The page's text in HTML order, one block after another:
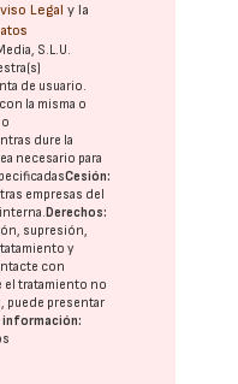
Legal y la
S.L.U.
de usuario.
la misma o
dure la
necesario para
Cesión:
empresas del
Derechos:
supresión,
y
con
el tratamiento no
puede presentar
información: